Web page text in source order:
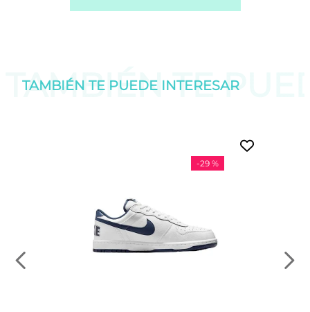
TAMBIÉN TE
TAMBIÉN TE PUEDE INTERESAR
-29 %